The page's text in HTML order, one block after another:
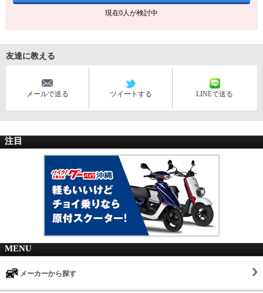
現在0人が検討中
友達に教える
メールで送る ツイートする LINEで送る
注目
MENU
メーカーから探す